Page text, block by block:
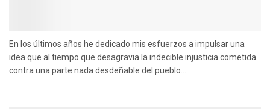
En los últimos años he dedicado mis esfuerzos a impulsar una
idea que al tiempo que desagravia la indecible injusticia cometida
contra una parte nada desdeñable del pueblo...